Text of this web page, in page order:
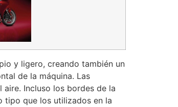
y ligero, creando también un
de la máquina. Las
Incluso los bordes de la
tipo que los utilizados en la